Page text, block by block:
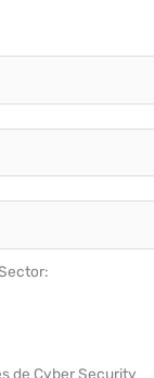
de Cyber Security